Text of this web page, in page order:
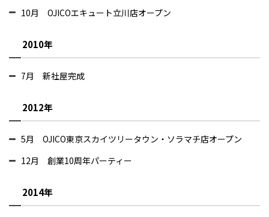
10月 OJICOエキュート立川店オープン
2010年
7月 新社屋完成
2012年
5月 OJICO東京スカイツリータウン・ソラマチ店オープン
12月 創業10周年パーティー
2014年